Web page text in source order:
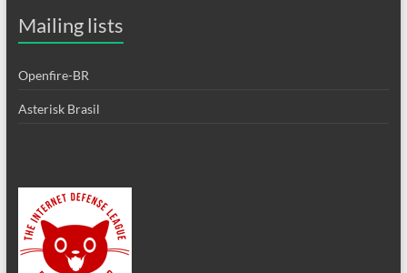
Mailing lists
Openfire-BR
Asterisk Brasil